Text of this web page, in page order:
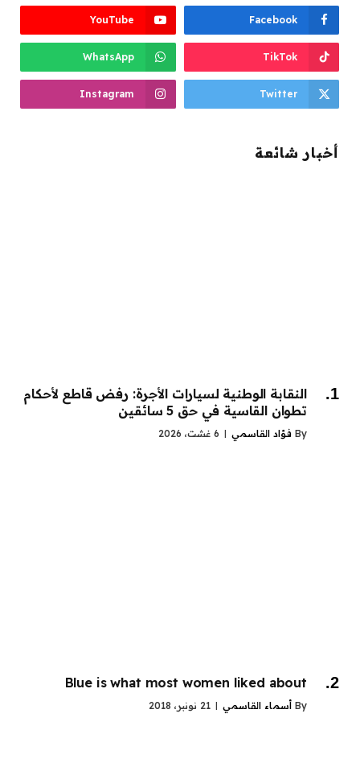
Facebook
YouTube
TikTok
WhatsApp
Twitter
Instagram
أخبار شائعة
النقابة الوطنية لسيارات الأجرة: رفض قاطع لأحكام
تطوان القاسية في حق 5 سائقين
By فؤاد القاسمي 6 غشت، 2026
Blue is what most women liked about
By أسماء القاسمي 21 نونبر، 2018